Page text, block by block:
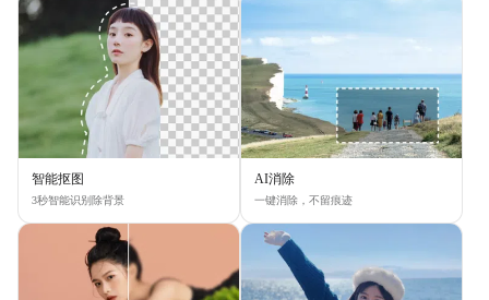
智能抠图
3秒智能识别除背景
AI消除
一键消除，不留痕迹